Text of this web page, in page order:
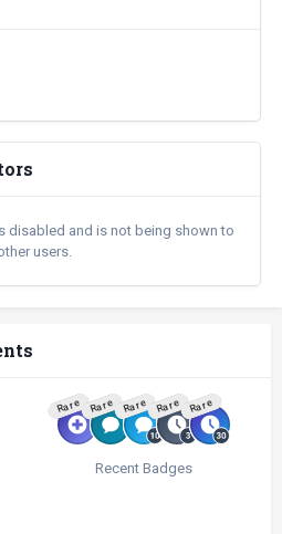
disabled and is not being shown to
users.
Rare Rare Rare Rare Rare
Recent Badges